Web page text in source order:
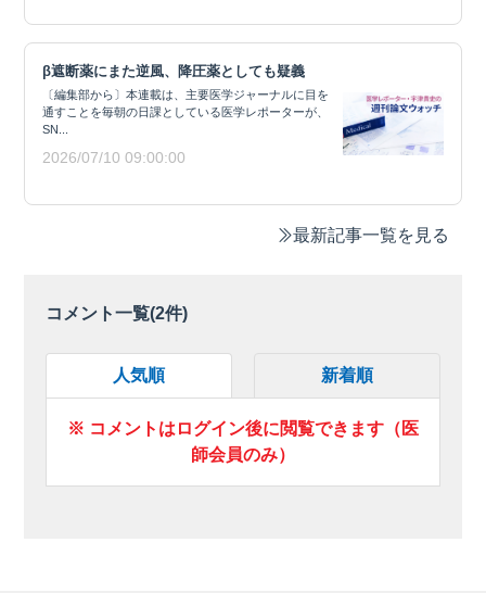
β遮断薬にまた逆風、降圧薬としても疑義
〔編集部から〕本連載は、主要医学ジャーナルに目を
通すことを毎朝の日課としている医学レポーターが、
SN...
2026/07/10 09:00:00
最新記事一覧を見る
コメント一覧(2件)
人気順 新着順
※ コメントはログイン後に閲覧できます（医
師会員のみ）